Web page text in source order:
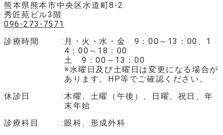
熊本県熊本市中央区水道町8-2
秀匠苑ビル3階
096-273-7571
診療時間
月・火・水・金 9：00～13：00、1
4：00～18：00
土 9：00～13：00
※水曜日及び土曜日は変更になる場合が
あります。HP等でご確認ください。
休診日
木曜、土曜（午後）、日曜、祝日、年
末年始
診療科目
眼科、形成外科